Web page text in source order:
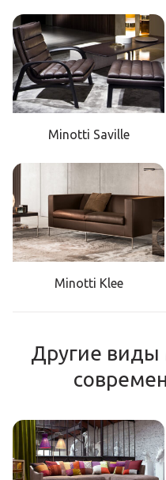
Minotti Saville
Minotti Klee
Другие